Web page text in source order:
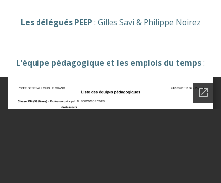
Les délégués PEEP : Gilles Savi & Philippe Noirez
L’équipe pédagogique et les emplois du temps: